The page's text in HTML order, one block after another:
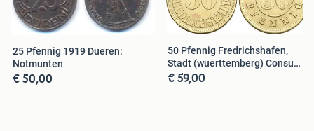
25 Pfennig 1919 Dueren:
Notmunten
€ 50,00
50 Pfennig Fredrichshafen,
Stadt (wuerttemberg) Consum
Ve...
€ 59,00